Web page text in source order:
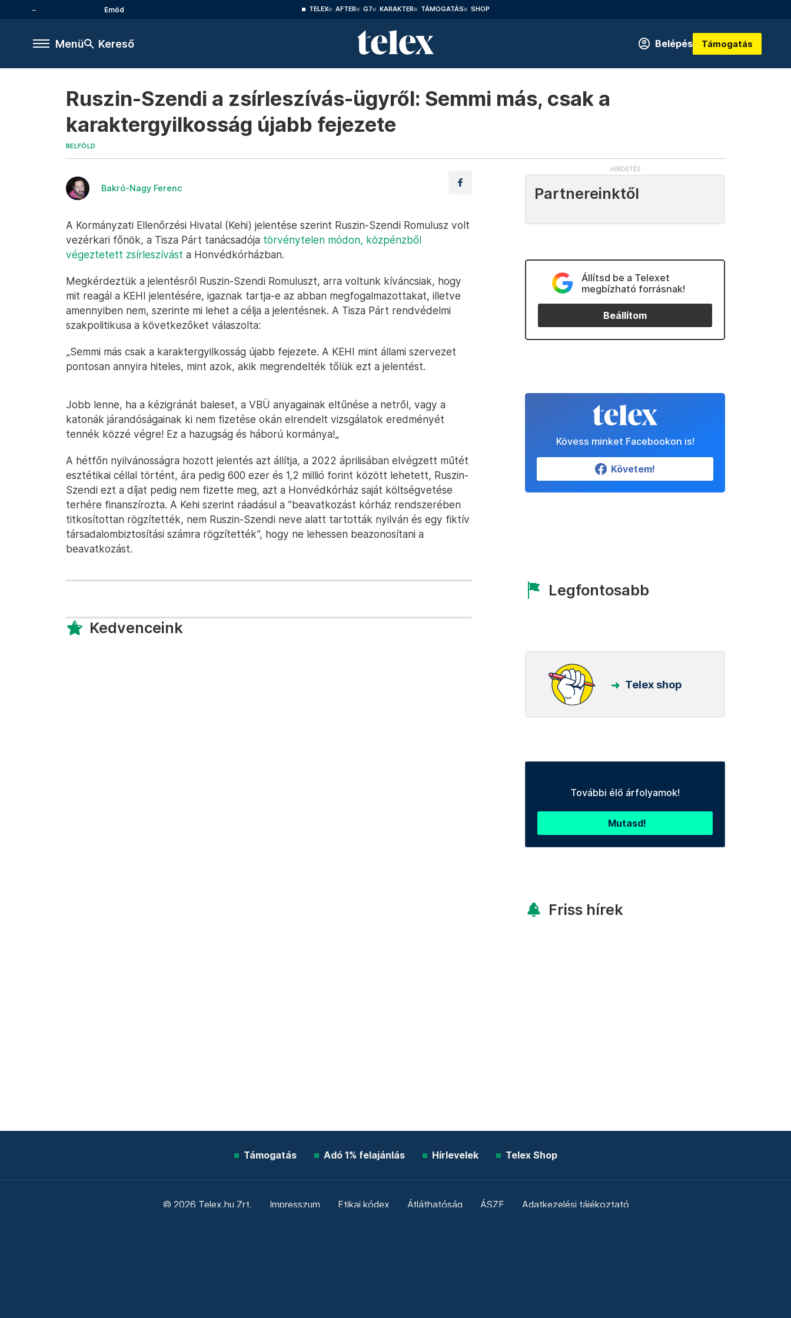
Emőd TELEX AFTER G7 KARAKTER TÁMOGATÁS SHOP
Menü Kereső Belépés Támogatás
Ruszin-Szendi a zsírleszívás-ügyről: Semmi más, csak a
karaktergyilkosság újabb fejezete
BELFÖLD
Bakró-Nagy Ferenc
A Kormányzati Ellenőrzési Hivatal (Kehi) jelentése szerint Ruszin-Szendi Romulusz volt
vezérkari főnök, a Tisza Párt tanácsadója törvénytelen módon, közpénzből
végeztetett zsírleszívást a Honvédkórházban.
Megkérdeztük a jelentésről Ruszin-Szendi Romuluszt, arra voltunk kíváncsiak, hogy
mit reagál a KEHI jelentésére, igaznak tartja-e az abban megfogalmazottakat, illetve
amennyiben nem, szerinte mi lehet a célja a jelentésnek. A Tisza Párt rendvédelmi
szakpolitikusa a következőket válaszolta:
„Semmi más csak a karaktergyilkosság újabb fejezete. A KEHI mint állami szervezet
pontosan annyira hiteles, mint azok, akik megrendelték tőlük ezt a jelentést.
Jobb lenne, ha a kézigránát baleset, a VBÜ anyagainak eltűnése a netről, vagy a
katonák járandóságainak ki nem fizetése okán elrendelt vizsgálatok eredményét
tennék közzé végre! Ez a hazugság és háború kormánya!„
A hétfőn nyilvánosságra hozott jelentés azt állítja, a 2022 áprilisában elvégzett műtét
esztétikai céllal történt, ára pedig 600 ezer és 1,2 millió forint között lehetett, Ruszin-
Szendi ezt a díjat pedig nem fizette meg, azt a Honvédkórház saját költségvetése
terhére finanszírozta. A Kehi szerint ráadásul a ”beavatkozást kórház rendszerében
titkosítottan rögzítették, nem Ruszin-Szendi neve alatt tartották nyilván és egy fiktív
társadalombiztosítási számra rögzítették”, hogy ne lehessen beazonosítani a
beavatkozást.
Kedvenceink
Partnereinktől
Állítsd be a Telexet
megbízható forrásnak!
Beállítom
Kövess minket Facebookon is!
Követem!
Legfontosabb
Telex shop
További élő árfolyamok!
Mutasd!
Friss hírek
Támogatás Adó 1% felajánlás Hírlevelek Telex Shop
© 2026 Telex.hu Zrt. Impresszum Etikai kódex Átláthatóság ÁSZF Adatkezelési tájékoztató